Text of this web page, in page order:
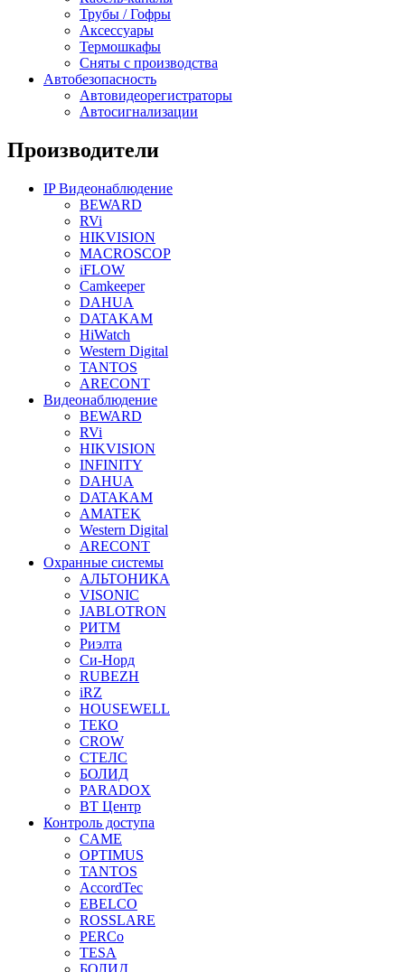
Трубы / Гофры
Аксессуары
Термошкафы
Сняты с производства
Автобезопасность
Автовидеорегистраторы
Автосигнализации
Производители
IP Видеонаблюдение
BEWARD
RVi
HIKVISION
MACROSCOP
iFLOW
Camkeeper
DAHUA
DATAKAM
HiWatch
Western Digital
TANTOS
ARECONT
Видеонаблюдение
BEWARD
RVi
HIKVISION
INFINITY
DAHUA
DATAKAM
AMATEK
Western Digital
ARECONT
Охранные системы
АЛЬТОНИКА
VISONIC
JABLOTRON
РИТМ
Риэлта
Си-Норд
RUBEZH
iRZ
HOUSEWELL
ТЕКО
CROW
СТЕЛС
БОЛИД
PARADOX
ВТ Центр
Контроль доступа
CAME
OPTIMUS
TANTOS
AccordTec
EBELCO
ROSSLARE
PERCo
TESA
БОЛИД